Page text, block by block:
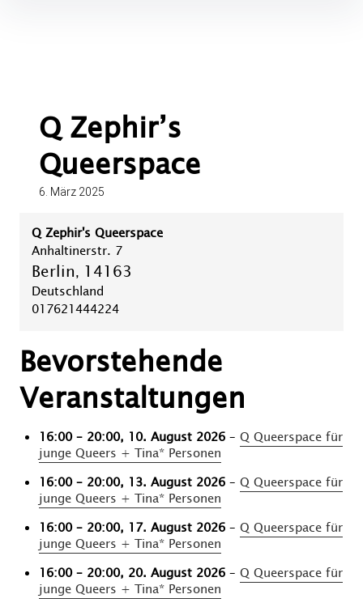
Q Zephir’s
Queerspace
6. März 2025
Q Zephir's Queerspace
Anhaltinerstr. 7
Berlin, 14163
Deutschland
017621444224
Bevorstehende
Veranstaltungen
16:00 – 20:00, 10. August 2026 – Q Queerspace für
junge Queers + Tina* Personen
16:00 – 20:00, 13. August 2026 – Q Queerspace für
junge Queers + Tina* Personen
16:00 – 20:00, 17. August 2026 – Q Queerspace für
junge Queers + Tina* Personen
16:00 – 20:00, 20. August 2026 – Q Queerspace für
junge Queers + Tina* Personen